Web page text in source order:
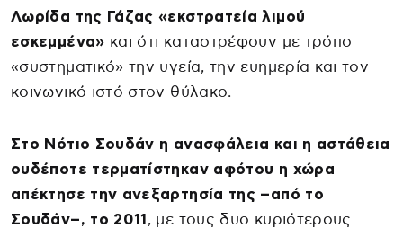
Λωρίδα της Γάζας «εκστρατεία λιμού
εσκεμμένα» και ότι καταστρέφουν με τρόπο
«συστηματικό» την υγεία, την ευημερία και τον
κοινωνικό ιστό στον θύλακο.
Στο Νότιο Σουδάν η ανασφάλεια και η αστάθεια
ουδέποτε τερματίστηκαν αφότου η χώρα
απέκτησε την ανεξαρτησία της –από το
Σουδάν–, το 2011 , με τους δυο κυριότερους